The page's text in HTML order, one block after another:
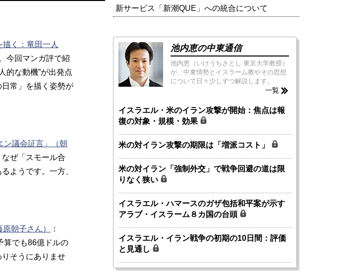
く：竜田一人
今回マンガ評で紹
的な動機”が出発点
常」を描く姿勢が
ン議会証言」（朝
なぜ「スモール合
ようです。一方、
朝子さん）
：
算でも86億ドルの
そうにありませ
新サービス「新潮QUE」への統合について
池内恵の中東通信
池内恵（いけうちさとし 東京大学教授）
が、中東情勢とイスラーム教やその思想
について日々少しずつ解説します。
一覧
イスラエル・米のイラン攻撃が開始：焦点は報
復の対象・規模・効果
米の対イラン攻撃の期限は「増派コスト」
米の対イラン「強制外交」で戦争回避の道は限
りなく狭い
イスラエル・ハマースのガザ包括和平案が示す
アラブ・イスラーム８カ国の台頭
イスラエル・イラン戦争の初期の10日間：評価
と見通し